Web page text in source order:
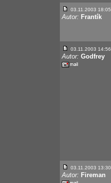
03.11.2003 18:05
Autor: Frantík
03.11.2003 14:56
Autor: Godfrey
03.11.2003 13:30
Autor: Fireman